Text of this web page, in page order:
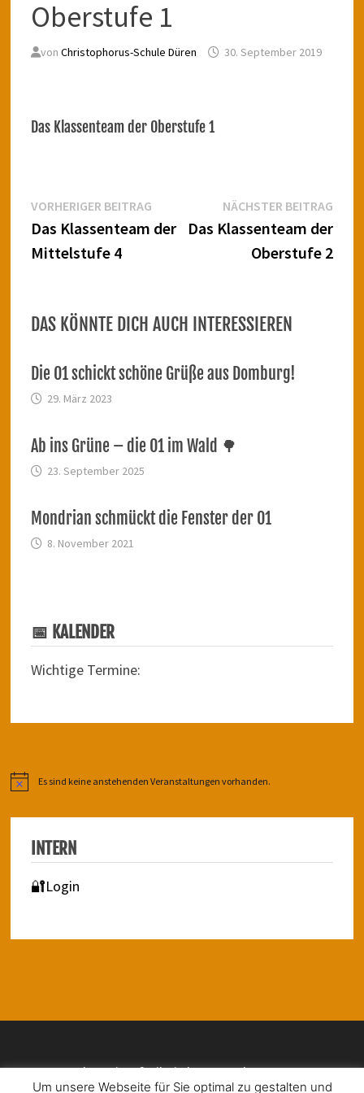
Oberstufe 1
von Christophorus-Schule Düren 30. September 2019
Das Klassenteam der Oberstufe 1
Beitragsnavigation
VORHERIGER BEITRAGVorheriger
Beitrag:
Das Klassenteam der
Mittelstufe 4
NÄCHSTER BEITRAG
Das Klassenteam der
Oberstufe 2
DAS KÖNNTE DICH AUCH INTERESSIEREN
Die O1 schickt schöne Grüße aus Domburg!
29. März 2023
Ab ins Grüne – die O1 im Wald 🌳
23. September 2025
Mondrian schmückt die Fenster der O1
8. November 2021
📅 KALENDER
Wichtige Termine:
HinweisEs sind keine anstehenden Veranstaltungen vorhanden.
INTERN
🔐Login
Impressum | Barrierefreiheit | Datenschutz
Um unsere Webseite für Sie optimal zu gestalten und